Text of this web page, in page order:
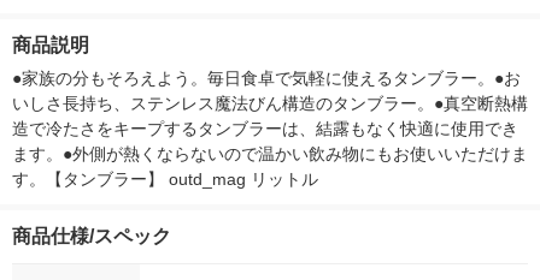
商品説明
●家族の分もそろえよう。毎日食卓で気軽に使えるタンブラー。●お
いしさ長持ち、ステンレス魔法びん構造のタンブラー。●真空断熱構
造で冷たさをキープするタンブラーは、結露もなく快適に使用でき
ます。●外側が熱くならないので温かい飲み物にもお使いいただけま
す。【タンブラー】 outd_mag リットル
商品仕様/スペック